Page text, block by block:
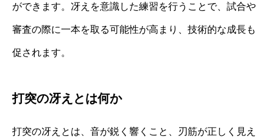
ができます。冴えを意識した練習を行うことで、試合や
審査の際に一本を取る可能性が高まり、技術的な成長も
促されます。
打突の冴えとは何か
打突の冴えとは、音が鋭く響くこと、刃筋が正しく見え